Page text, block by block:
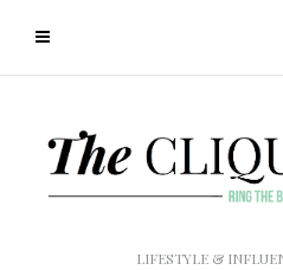
LIFESTYLE &